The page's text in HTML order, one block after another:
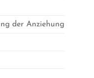
der Anziehung